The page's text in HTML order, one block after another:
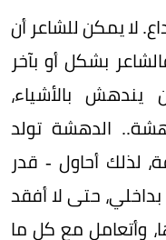
لا يمكن للشاعر أن
بشكل أو بآخر
بالأشياء،
الدهشة تولد
لذلك أحاول - قدر
حتى لا أفقد
وأتعامل مع كل ما